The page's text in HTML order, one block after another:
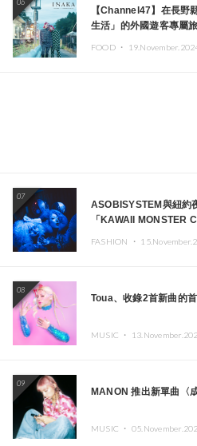
06
【Channel47】在長野
生活」的外國遊客專屬
FOOD ・
07
ASOBISYSTEM與紐約
「KAWAII MONSTER
FASHION ・
08
Toua、收錄2首新曲的
MUSIC ・
09
MANON 推出新單曲〈
MUSIC ・